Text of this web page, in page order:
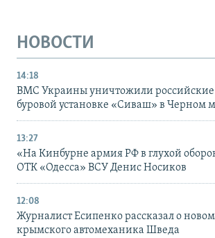
НОВОСТИ
14:18
ВМС Украины уничтожили российские
буровой установке «Сиваш» в Черном
13:27
«На Кинбурне армия РФ в глухой
ОТК «Одесса» ВСУ Денис Носиков
12:08
Журналист Есипенко рассказал о
крымского автомеханика Шведа